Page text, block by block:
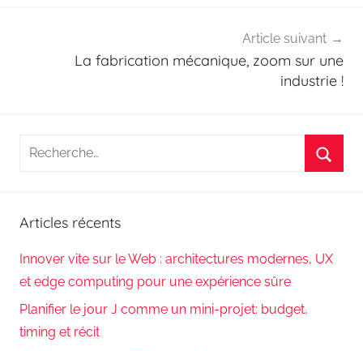
Article suivant
La fabrication mécanique, zoom sur une
industrie !
Recherche
Articles récents
Innover vite sur le Web : architectures modernes, UX
et edge computing pour une expérience sûre
Planifier le jour J comme un mini-projet: budget,
timing et récit